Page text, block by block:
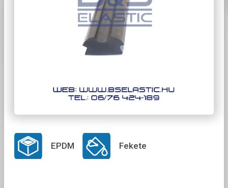
EPDM Fekete